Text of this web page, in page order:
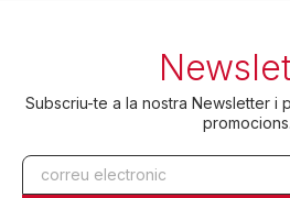
Subscriu-te a la nostra Newsletter i
promocions.